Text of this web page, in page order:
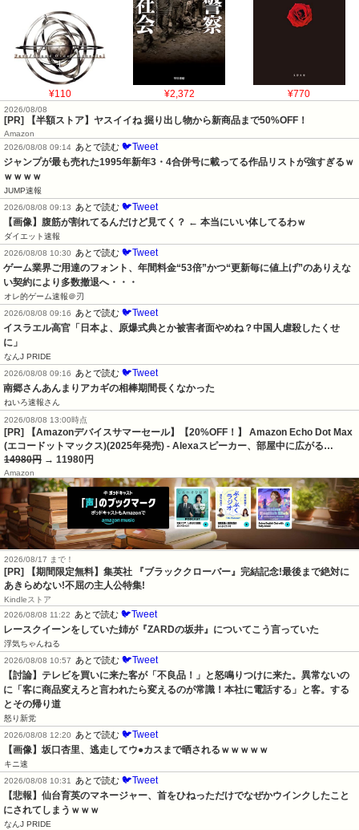
¥110 ¥2,372 ¥770
2026/08/08
[PR] 【半額ストア】ヤスイイね 掘り出し物から新商品まで50%OFF！
Amazon
2026/08/08 09:14 あとで読む 🐦Tweet
ジャンプが最も売れた1995年新年3・4合併号に載ってる作品リストが強すぎるｗ
ｗｗｗｗ
JUMP速報
2026/08/08 09:13
あとで読む 🐦Tweet
【画像】腹筋が割れてるんだけど見てく？ ← 本当にいい体してるわｗ
ダイエット速報
2026/08/08 10:30
あとで読む 🐦Tweet
ゲーム業界ご用達のフォント、年間料金“53倍”かつ“更新毎に値上げ”のありえな
い契約により多数撤退へ・・・
オレ的ゲーム速報＠刃
2026/08/08 09:16
あとで読む 🐦Tweet
イスラエル高官「日本よ、原爆式典とか被害者面やめね？中国人虐殺したくせ
に」
なんJ PRIDE
2026/08/08 09:16
あとで読む 🐦Tweet
南郷さんあんまりアカギの相棒期間長くなかった
ねいろ速報さん
2026/08/08 13:00時点
[PR] 【Amazonデバイスサマーセール】【20%OFF！】 Amazon Echo Dot Max
(エコードットマックス)(2025年発売) - Alexaスピーカー、部屋中に広がる…
14980円 → 11980円
Amazon
2026/08/17 まで！
[PR] 【期間限定無料】集英社 『ブラッククローバー』完結記念!最後まで絶対に
あきらめない!不屈の主人公特集!
Kindleストア
2026/08/08 11:22
あとで読む 🐦Tweet
レースクイーンをしていた姉が『ZARDの坂井』についてこう言っていた
浮気ちゃんねる
2026/08/08 10:57
あとで読む 🐦Tweet
【討論】テレビを買いに来た客が「不良品！」と怒鳴りつけに来た。異常ないの
に「客に商品変えろと言われたら変えるのが常識！本社に電話する」と客。する
とその帰り道
怒り新党
2026/08/08 12:20
あとで読む 🐦Tweet
【画像】坂口杏里、逃走してウ●カスまで晒されるｗｗｗｗｗ
キニ速
2026/08/08 10:31
あとで読む 🐦Tweet
【悲報】仙台育英のマネージャー、首をひねっただけでなぜかウインクしたこと
にされてしまうｗｗｗ
なんJ PRIDE